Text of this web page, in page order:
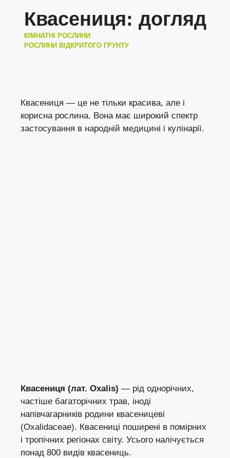
Квасениця: догляд
КІМНАТНІ РОСЛИНИ
РОСЛИНИ ВІДКРИТОГО ГРУНТУ
Квасениця — це не тільки красива, але і
корисна рослина. Вона має широкий спектр
застосування в народній медицині і кулінарії.
Квасениця (лат. Oxalis) — рід однорічних,
частіше багаторічних трав, іноді
напівчагарників родини квасеницеві
(Oxalidaceae). Квасениці поширені в помірних
і тропічних регіонах світу. Усього налічується
понад 800 видів квасениць.